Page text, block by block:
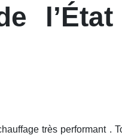
très performant .